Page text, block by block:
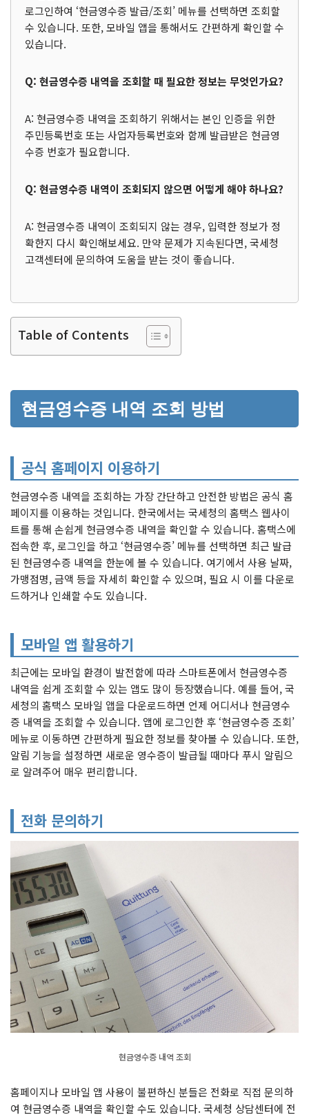
로그인하여 ‘현금영수증 발급/조회’ 메뉴를 선택하면 조회할
수 있습니다. 또한, 모바일 앱을 통해서도 간편하게 확인할 수
있습니다.
Q: 현금영수증 내역을 조회할 때 필요한 정보는 무엇인가요?
A: 현금영수증 내역을 조회하기 위해서는 본인 인증을 위한
주민등록번호 또는 사업자등록번호와 함께 발급받은 현금영
수증 번호가 필요합니다.
Q: 현금영수증 내역이 조회되지 않으면 어떻게 해야 하나요?
A: 현금영수증 내역이 조회되지 않는 경우, 입력한 정보가 정
확한지 다시 확인해보세요. 만약 문제가 지속된다면, 국세청
고객센터에 문의하여 도움을 받는 것이 좋습니다.
Table of Contents
현금영수증 내역 조회 방법
공식 홈페이지 이용하기
현금영수증 내역을 조회하는 가장 간단하고 안전한 방법은 공식 홈
페이지를 이용하는 것입니다. 한국에서는 국세청의 홈택스 웹사이
트를 통해 손쉽게 현금영수증 내역을 확인할 수 있습니다. 홈택스에
접속한 후, 로그인을 하고 ‘현금영수증’ 메뉴를 선택하면 최근 발급
된 현금영수증 내역을 한눈에 볼 수 있습니다. 여기에서 사용 날짜,
가맹점명, 금액 등을 자세히 확인할 수 있으며, 필요 시 이를 다운로
드하거나 인쇄할 수도 있습니다.
모바일 앱 활용하기
최근에는 모바일 환경이 발전함에 따라 스마트폰에서 현금영수증
내역을 쉽게 조회할 수 있는 앱도 많이 등장했습니다. 예를 들어, 국
세청의 홈택스 모바일 앱을 다운로드하면 언제 어디서나 현금영수
증 내역을 조회할 수 있습니다. 앱에 로그인한 후 ‘현금영수증 조회’
메뉴로 이동하면 간편하게 필요한 정보를 찾아볼 수 있습니다. 또한,
알림 기능을 설정하면 새로운 영수증이 발급될 때마다 푸시 알림으
로 알려주어 매우 편리합니다.
전화 문의하기
현금영수증 내역 조회
홈페이지나 모바일 앱 사용이 불편하신 분들은 전화로 직접 문의하
여 현금영수증 내역을 확인할 수도 있습니다. 국세청 상담센터에 전